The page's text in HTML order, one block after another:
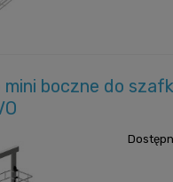
mini boczne do